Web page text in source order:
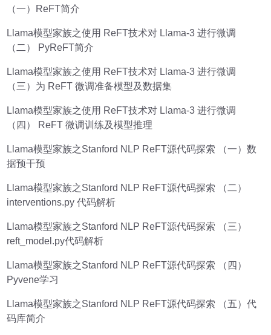
（一）ReFT简介
Llama模型家族之使用 ReFT技术对 Llama-3 进行微调
（二） PyReFT简介
Llama模型家族之使用 ReFT技术对 Llama-3 进行微调
（三）为 ReFT 微调准备模型及数据集
Llama模型家族之使用 ReFT技术对 Llama-3 进行微调
（四） ReFT 微调训练及模型推理
Llama模型家族之Stanford NLP ReFT源代码探索 （一）数
据预干预
Llama模型家族之Stanford NLP ReFT源代码探索 （二）
interventions.py 代码解析
Llama模型家族之Stanford NLP ReFT源代码探索 （三）
reft_model.py代码解析
Llama模型家族之Stanford NLP ReFT源代码探索 （四）
Pyvene学习
Llama模型家族之Stanford NLP ReFT源代码探索 （五）代
码库简介